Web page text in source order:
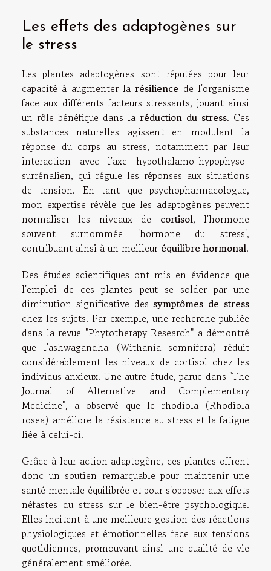
Les effets des adaptogènes sur
le stress
Les plantes adaptogènes sont réputées pour leur
capacité à augmenter la résilience de l'organisme
face aux différents facteurs stressants, jouant ainsi
un rôle bénéfique dans la réduction du stress. Ces
substances naturelles agissent en modulant la
réponse du corps au stress, notamment par leur
interaction avec l'axe hypothalamo-hypophyso-
surrénalien, qui régule les réponses aux situations
de tension. En tant que psychopharmacologue,
mon expertise révèle que les adaptogènes peuvent
normaliser les niveaux de cortisol, l'hormone
souvent surnommée 'hormone du stress',
contribuant ainsi à un meilleur équilibre hormonal.
Des études scientifiques ont mis en évidence que
l'emploi de ces plantes peut se solder par une
diminution significative dessymptômes de stress
chez les sujets. Par exemple, une recherche publiée
dans la revue "Phytotherapy Research" a démontré
que l'ashwagandha (Withania somnifera) réduit
considérablement les niveaux de cortisol chez les
individus anxieux. Une autre étude, parue dans "The
Journal of Alternative and Complementary
Medicine", a observé que le rhodiola (Rhodiola
rosea) améliore la résistance au stress et la fatigue
liée à celui-ci.
Grâce à leur action adaptogène, ces plantes offrent
donc un soutien remarquable pour maintenir une
santé mentale équilibrée et pour s'opposer aux effets
néfastes du stress sur le bien-être psychologique.
Elles incitent à une meilleure gestion des réactions
physiologiques et émotionnelles face aux tensions
quotidiennes, promouvant ainsi une qualité de vie
généralement améliorée.